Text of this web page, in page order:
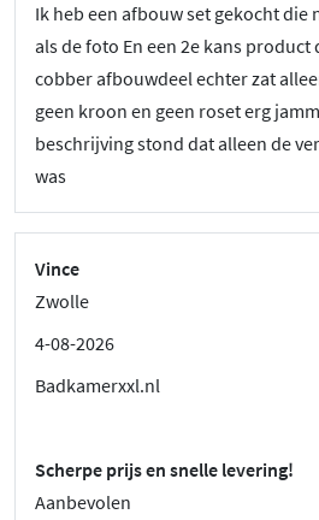
Ik heb een afbouw set gekocht die
als de foto En een 2e kans
cobber afbouwdeel echter zat
geen kroon en geen roset erg
beschrijving stond dat alleen de
was
Vince
Zwolle
4-08-2026
Badkamerxxl.nl
Scherpe prijs en snelle levering!
Aanbevolen